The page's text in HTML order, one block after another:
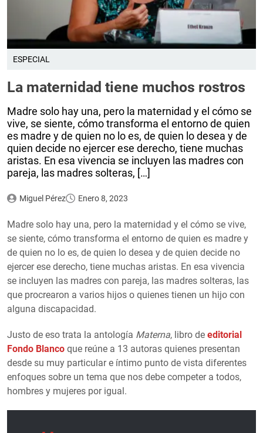
ESPECIAL
La maternidad tiene muchos rostros
Madre solo hay una, pero la maternidad y el cómo se
vive, se siente, cómo transforma el entorno de quien
es madre y de quien no lo es, de quien lo desea y de
quien decide no ejercer ese derecho, tiene muchas
aristas. En esa vivencia se incluyen las madres con
pareja, las madres solteras, […]
Miguel Pérez Enero 8, 2023
Madre solo hay una, pero la maternidad y el cómo se vive,
se siente, cómo transforma el entorno de quien es madre y
de quien no lo es, de quien lo desea y de quien decide no
ejercer ese derecho, tiene muchas aristas. En esa vivencia
se incluyen las madres con pareja, las madres solteras, las
que procrearon a varios hijos o quienes tienen un hijo con
alguna discapacidad.
Justo de eso trata la antología Materna, libro de editorial
Fondo Blanco que reúne a 13 autoras quienes presentan
desde su muy particular e íntimo punto de vista diferentes
enfoques sobre un tema que nos debe competer a todos,
hombres y mujeres por igual.